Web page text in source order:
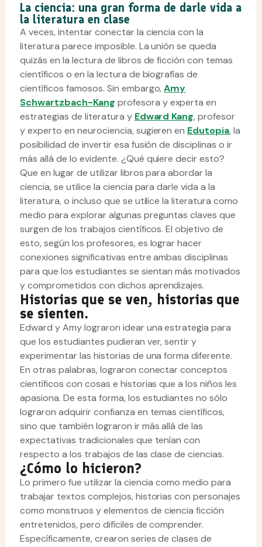
La ciencia: una gran forma de darle vida a
la literatura en clase
A veces, intentar conectar la ciencia con la
literatura parece imposible. La unión se queda
quizás en la lectura de libros de ficción con temas
científicos o en la lectura de biografías de
científicos famosos. Sin embargo,Amy
Schwartzbach-Kang profesora y experta en
estrategias de literatura y Edward Kang, profesor
y experto en neurociencia, sugieren en Edutopia, la
posibilidad de invertir esa fusión de disciplinas o ir
más allá de lo evidente. ¿Qué quiere decir esto?
Que en lugar de utilizar libros para abordar la
ciencia, se utilice la ciencia para darle vida a la
literatura, o incluso que se utilice la literatura como
medio para explorar algunas preguntas claves que
surgen de los trabajos científicos. El objetivo de
esto, según los profesores, es lograr hacer
conexiones significativas entre ambas disciplinas
para que los estudiantes se sientan más motivados
y comprometidos con dichos aprendizajes.
Historias que se ven, historias que
se sienten.
Edward y Amy lograron idear una estrategia para
que los estudiantes pudieran ver, sentir y
experimentar las historias de una forma diferente.
En otras palabras, lograron conectar conceptos
científicos con cosas e historias que a los niños les
apasiona. De esta forma, los estudiantes no sólo
lograron adquirir confianza en temas científicos,
sino que también lograron ir más allá de las
expectativas tradicionales que tenían con
respecto a los trabajos de las clase de ciencias.
¿Cómo lo hicieron?
Lo primero fue utilizar la ciencia como medio para
trabajar textos complejos, historias con personajes
como monstruos y elementos de ciencia ficción
entretenidos, pero difíciles de comprender.
Específicamente, crearon series de clases de